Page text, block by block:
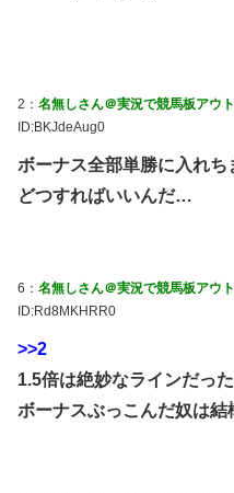
2： 名無しさん＠実況で競馬板アウト
ID:BKJdeAug0
ボーナス全部単勝に入れち
どつすればいいんだ…
6： 名無しさん＠実況で競馬板アウト
ID:Rd8MKHRR0
>>2
1.5倍は絶妙なラインだっ
ボーナスぶっこんだ奴は結